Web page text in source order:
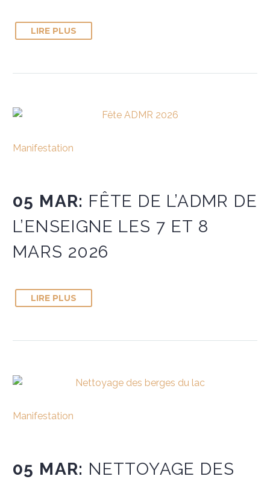
LIRE PLUS
Manifestation
05 MAR: FÊTE DE L’ADMR DE
L’ENSEIGNE LES 7 ET 8
MARS 2026
LIRE PLUS
Manifestation
05 MAR: NETTOYAGE DES